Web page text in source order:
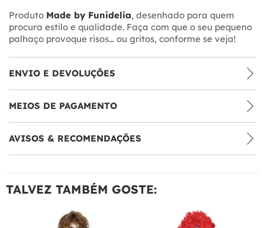
Produto Made by Funidelia, desenhado para quem
procura estilo e qualidade. Faça com que o seu pequeno
palhaço provoque risos… ou gritos, conforme se veja!
ENVIO E DEVOLUÇÕES
MEIOS DE PAGAMENTO
AVISOS & RECOMENDAÇÕES
TALVEZ TAMBÉM GOSTE: